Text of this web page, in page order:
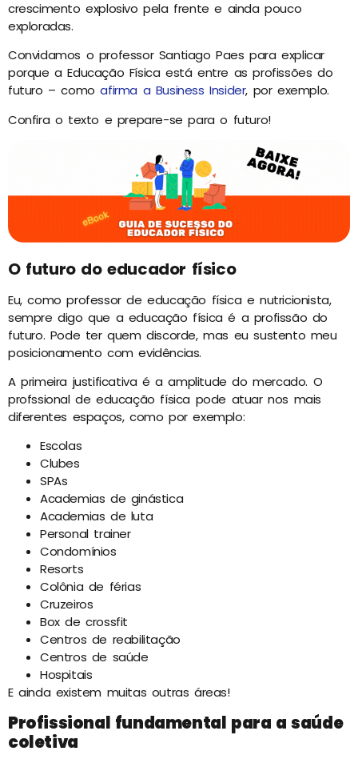
crescimento explosivo pela frente e ainda pouco
exploradas.
Convidamos o professor Santiago Paes para explicar
porque a Educação Física está entre as profissões do
futuro – comoafirma a Business Insider, por exemplo.
Confira o texto e prepare-se para o futuro!
O futuro do educador físico
Eu, como professor de educação física e nutricionista,
sempre digo que a educação física é a profissão do
futuro. Pode ter quem discorde, mas eu sustento meu
posicionamento com evidências.
A primeira justificativa é a amplitude do mercado. O
profssional de educação física pode atuar nos mais
diferentes espaços, como por exemplo:
Escolas
Clubes
SPAs
Academias de ginástica
Academias de luta
Personal trainer
Condomínios
Resorts
Colônia de férias
Cruzeiros
Box de crossfit
Centros de reabilitação
Centros de saúde
Hospitais
E ainda existem muitas outras áreas!
Profissional fundamental para a saúde
coletiva